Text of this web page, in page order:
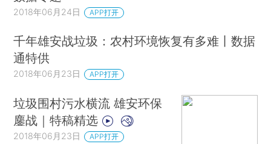
2018年06月24日 APP打开
千年雄安战垃圾：农村环境恢复有多难丨数据
通特供
2018年06月23日 APP打开
垃圾围村污水横流 雄安环保
鏖战｜特稿精选
2018年06月23日 APP打开